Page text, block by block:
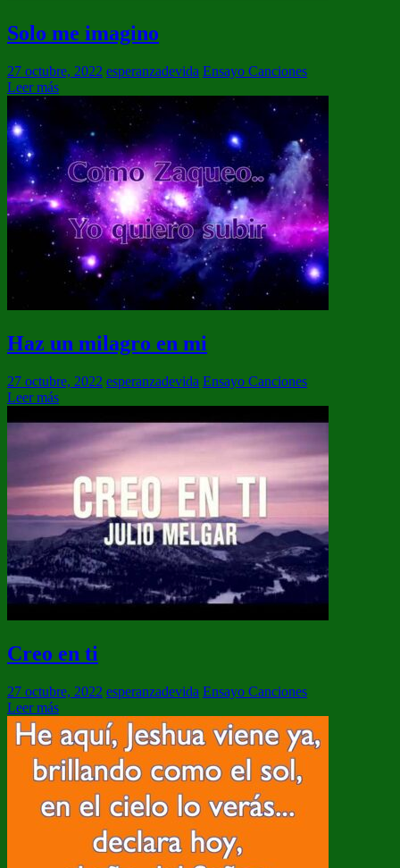
Solo me imagino
27 octubre, 2022 esperanzadevida Ensayo Canciones
Leer más
Haz un milagro en mi
27 octubre, 2022 esperanzadevida Ensayo Canciones
Leer más
Creo en ti
27 octubre, 2022 esperanzadevida Ensayo Canciones
Leer más